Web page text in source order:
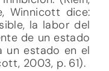
Winnicott dice:
la labor del
de un estado
un estado en el
2003, p. 61).